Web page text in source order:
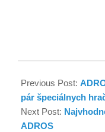
Previous Post:
pár špeciálnych
Next Post:
ADROS